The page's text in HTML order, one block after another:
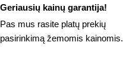
Geriausių kainų garantija!
Pas mus rasite platų prekių
pasirinkimą žemomis kainomis.